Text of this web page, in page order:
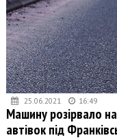
25.06.2021 16:49
Машину розірвало
автівок під